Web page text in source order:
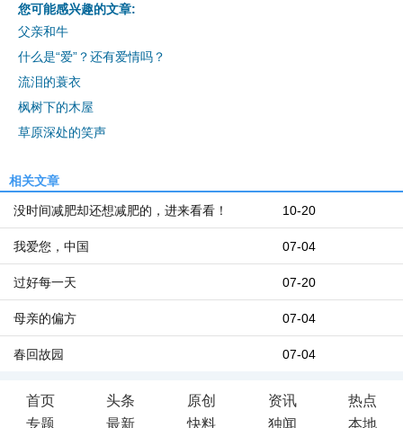
您可能感兴趣的文章:
父亲和牛
什么是“爱”？还有爱情吗？
流泪的蓑衣
枫树下的木屋
草原深处的笑声
相关文章
10-20
没时间减肥却还想减肥的，进来看看！
07-04
我爱您，中国
07-20
过好每一天
07-04
母亲的偏方
07-04
春回故园
首页 头条 原创 资讯
热点
专题
最新 快料 独闻 本地